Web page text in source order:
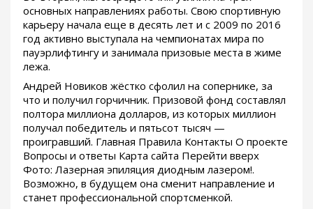
основных направлениях работы. Свою спортивную
карьеру начала еще в десять лет и с 2009 по 2016
год активно выступала на чемпионатах мира по
пауэрлифтингу и занимала призовые места в жиме
лежа.
Андрей Новиков жёстко сфолил на сопернике, за
что и получил горчичник. Призовой фонд составлял
полтора миллиона долларов, из которых миллион
получал победитель и пятьсот тысяч —
проигравший. Главная Правила Контакты О проекте
Вопросы и ответы Карта сайта Перейти вверх
Фото: Лазерная эпиляция диодным лазером!.
Возможно, в будущем она сменит направление и
станет профессиональной спортсменкой.